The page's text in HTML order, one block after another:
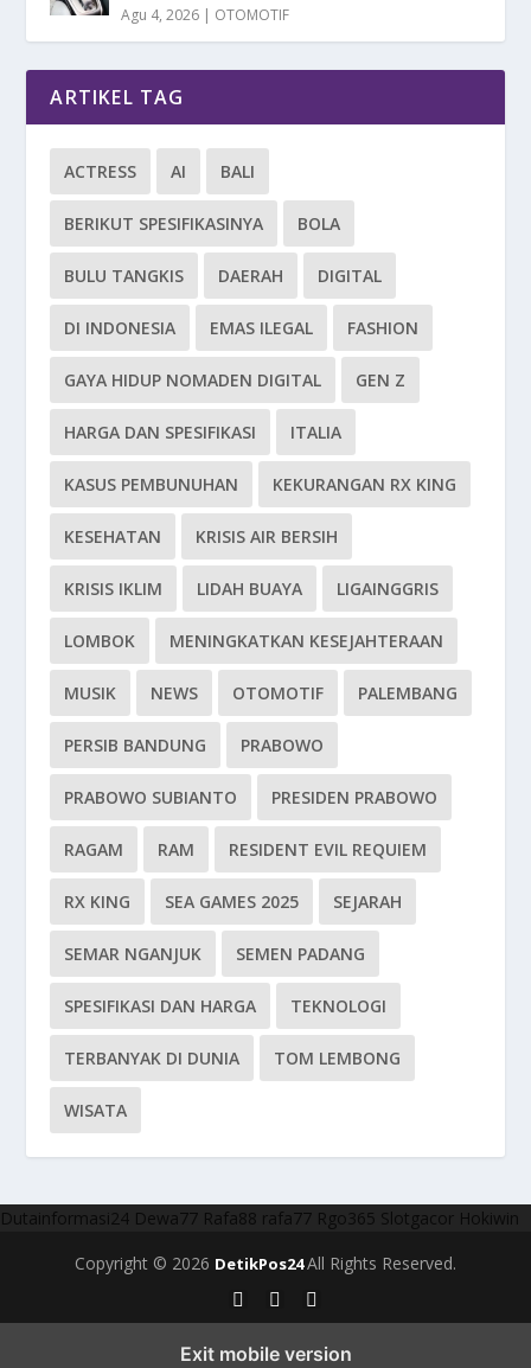
Agu 4, 2026 | OTOMOTIF
ARTIKEL TAG
ACTRESS AI BALI
BERIKUT SPESIFIKASINYA BOLA
BULU TANGKIS DAERAH DIGITAL
DI INDONESIA EMAS ILEGAL FASHION
GAYA HIDUP NOMADEN DIGITAL GEN Z
HARGA DAN SPESIFIKASI ITALIA
KASUS PEMBUNUHAN KEKURANGAN RX KING
KESEHATAN KRISIS AIR BERSIH
KRISIS IKLIM LIDAH BUAYA LIGAINGGRIS
LOMBOK MENINGKATKAN KESEJAHTERAAN
MUSIK NEWS OTOMOTIF PALEMBANG
PERSIB BANDUNG PRABOWO
PRABOWO SUBIANTO PRESIDEN PRABOWO
RAGAM RAM RESIDENT EVIL REQUIEM
RX KING SEA GAMES 2025 SEJARAH
SEMAR NGANJUK SEMEN PADANG
SPESIFIKASI DAN HARGA TEKNOLOGI
TERBANYAK DI DUNIA TOM LEMBONG
WISATA
Dutainformasi24 Dewa77 Rafa88 rafa77 Rgo365 Slotgacor Hokiwin
Copyright © 2026 DetikPos24All Rights Reserved.
Exit mobile version